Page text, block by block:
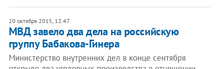
20 октября 2015, 12:47
МВД завело два дела на российскую
группу Бабакова-Гинера
Министерство внутренних дел в конце сентября